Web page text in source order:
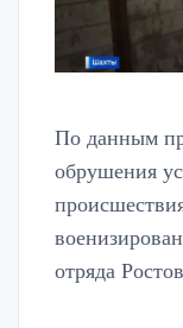
По данным
обрушения
отряда